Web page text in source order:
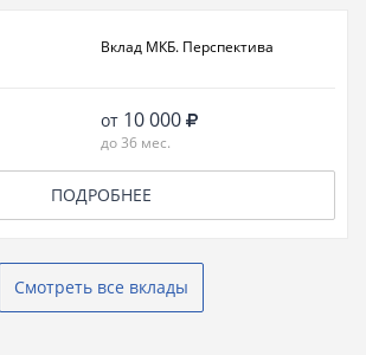
Вклад МКБ. Перспектива
от 10 000
до 36 мес.
ПОДРОБНЕЕ
Смотреть все вклады